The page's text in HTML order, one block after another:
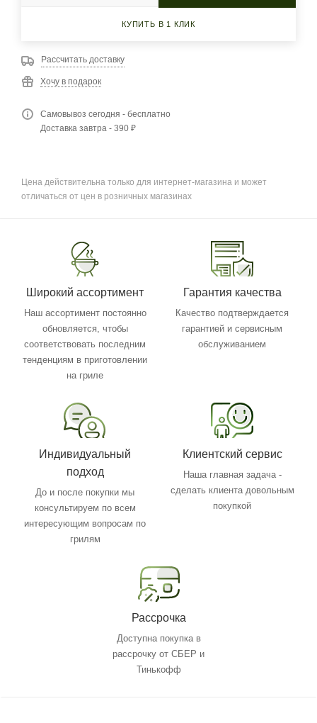
КУПИТЬ В 1 КЛИК
Рассчитать доставку
Хочу в подарок
Самовывоз сегодня - бесплатно
Доставка завтра - 390 ₽
Цена действительна только для интернет-магазина и может
отличаться от цен в розничных магазинах
Широкий ассортимент
Наш ассортимент постоянно
обновляется, чтобы
соответствовать последним
тенденциям в приготовлении
на гриле
Гарантия качества
Качество подтверждается
гарантией и сервисным
обслуживанием
Индивидуальный
подход
До и после покупки мы
консультируем по всем
интересующим вопросам по
грилям
Клиентский сервис
Наша главная задача -
сделать клиента довольным
покупкой
Рассрочка
Доступна покупка в
рассрочку от СБЕР и
Тинькофф